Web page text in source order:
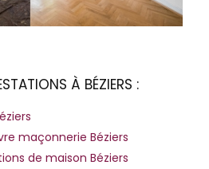
À BÉZIERS :
maçonnerie Béziers
de maison Béziers